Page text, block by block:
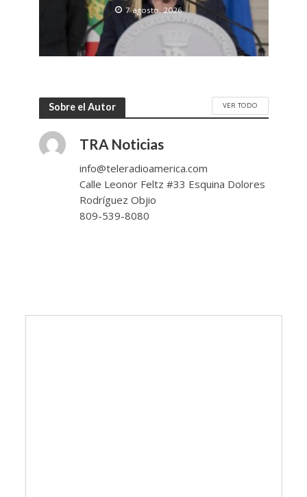
7 agosto, 2026
Sobre el Autor VER TODO
TRA Noticias
info@teleradioamerica.com
Calle Leonor Feltz #33 Esquina Dolores
Rodríguez Objio
809-539-8080